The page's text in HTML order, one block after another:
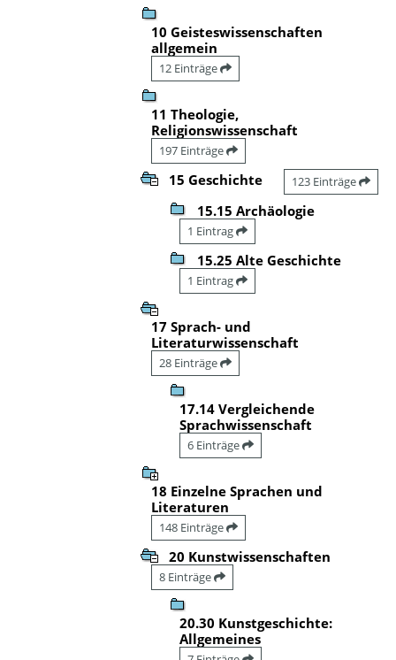
10 Geisteswissenschaften
allgemein
12 Einträge
11 Theologie,
Religionswissenschaft
197 Einträge
15 Geschichte 123 Einträge
15.15 Archäologie
1 Eintrag
15.25 Alte Geschichte
1 Eintrag
17 Sprach- und
Literaturwissenschaft
28 Einträge
17.14 Vergleichende
Sprachwissenschaft
6 Einträge
18 Einzelne Sprachen und
Literaturen
148 Einträge
20 Kunstwissenschaften
8 Einträge
20.30 Kunstgeschichte:
Allgemeines